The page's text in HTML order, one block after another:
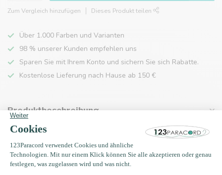
Zum Vergleich hinzufügen Dieses Produkt teilen
Über 1.000 Farben und Varianten
98 % unserer Kunden empfehlen uns
Sparen Sie mit Ihrem Konto und sichern Sie sich Rabatte.
Kostenlose Lieferung nach Hause ab 150 €
Produktbeschreibung
Eigenschaften